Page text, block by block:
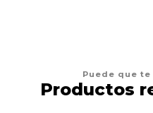
Puede que
Productos